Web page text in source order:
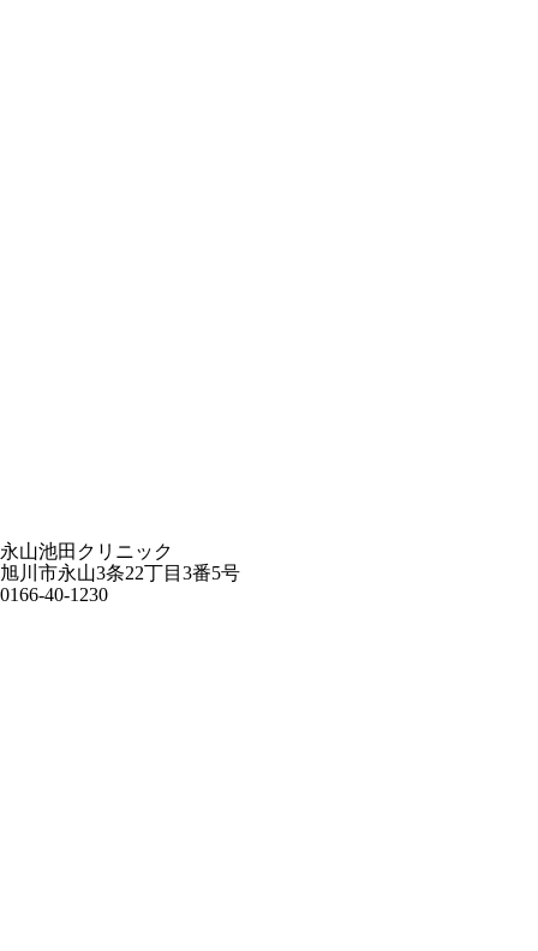
永山池田クリニック
旭川市永山3条22丁目3番5号
0166-40-1230